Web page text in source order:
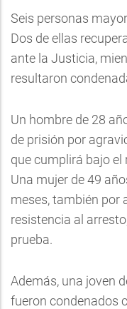
Seis personas
Dos de ellas
ante la Justicia,
resultaron
Un hombre de 28
de prisión por
que cumplirá bajo el
Una mujer de 49
meses, también por
resistencia al
prueba.
Además, una joven
fueron condenados